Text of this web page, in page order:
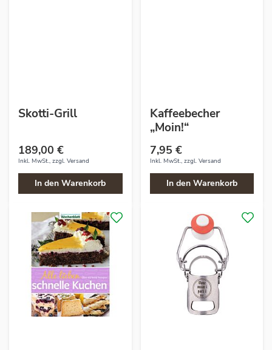
Skotti-Grill
189,00 €
Inkl. MwSt., zzgl. Versand
In den Warenkorb
Kaffeebecher
„Moin!“
7,95 €
Inkl. MwSt., zzgl. Versand
In den Warenkorb